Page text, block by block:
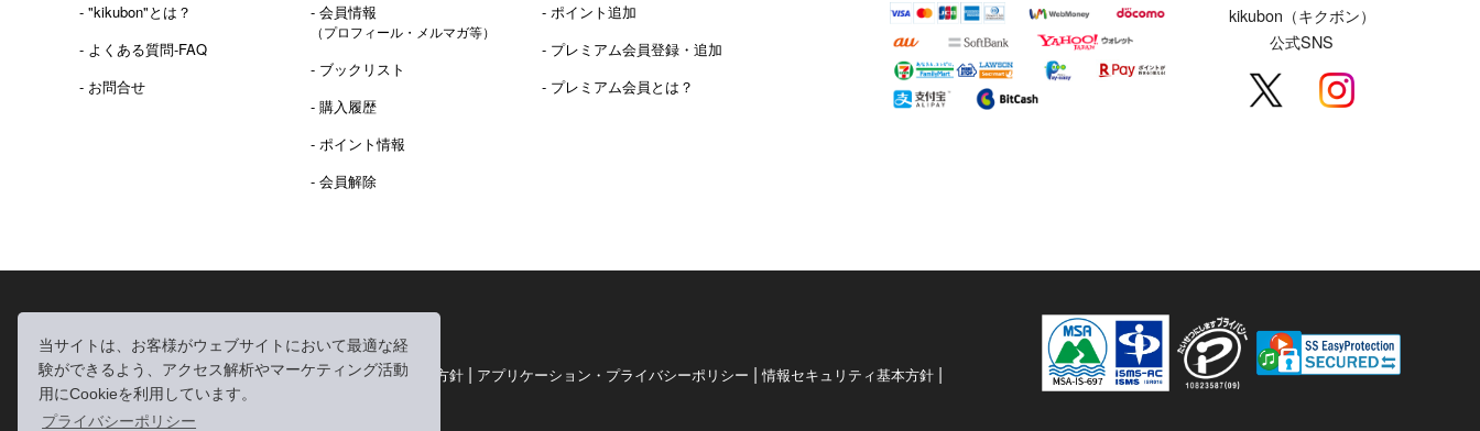
当サイトは、お客様がウェブサイトにおいて最適な経
験ができるよう、アクセス解析やマーケティング活動
用にCookieを利用しています。
プライバシーポリシー
- "kikubon"とは？
- よくある質問-FAQ
- お問合せ
- 会員情報
（プロフィール・メルマガ等）
- ブックリスト
- 購入履歴
- ポイント情報
- 会員解除
- ポイント追加
- プレミアム会員登録・追加
- プレミアム会員とは？
kikubon（キクボン）
公式SNS
利用規約|個人情報の取り扱いについて| 個人情報保護方針 | アプリケーション・プライバシーポリシー |情報セキュリティ基本方針 |
特定商取引法に基づく表記